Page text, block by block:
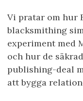
Vi pratar om hur
blacksmithing
experiment med
och hur de
publishing-deal
att bygga